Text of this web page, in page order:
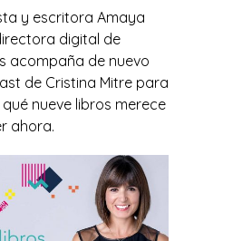
y escritora Amaya
digital de
acompaña de nuevo
de Cristina Mitre para
nueve libros merece
ahora.